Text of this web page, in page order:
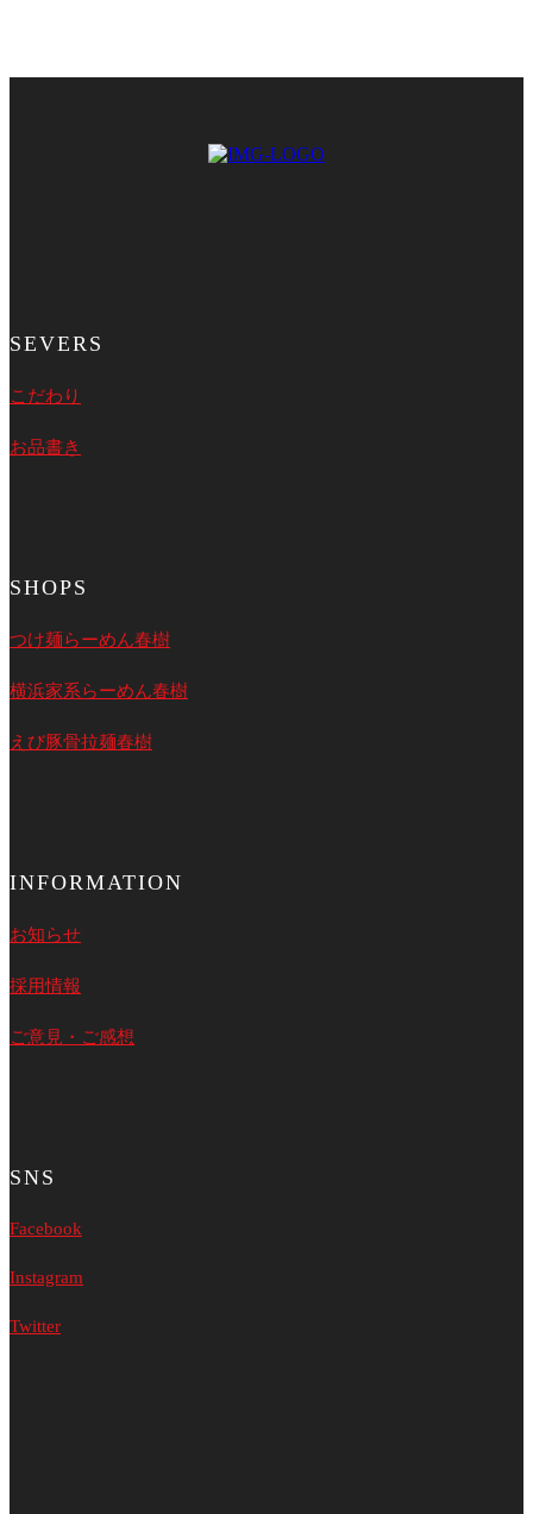
SEVERS
こだわり
お品書き
SHOPS
つけ麺らーめん春樹
横浜家系らーめん春樹
えび豚骨拉麺春樹
INFORMATION
お知らせ
採用情報
ご意見・ご感想
SNS
Facebook
Instagram
Twitter